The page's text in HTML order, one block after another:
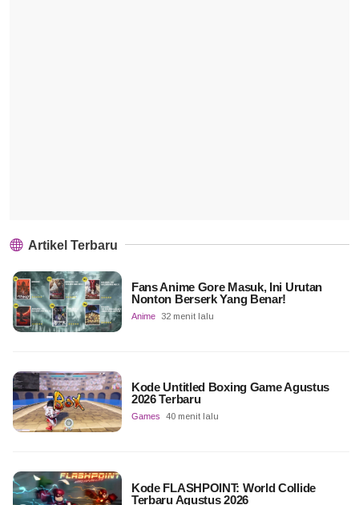
Artikel Terbaru
Fans Anime Gore Masuk, Ini Urutan
Nonton Berserk Yang Benar!
Anime 32 menit lalu
Kode Untitled Boxing Game Agustus
2026 Terbaru
Games 40 menit lalu
Kode FLASHPOINT: World Collide
Terbaru Agustus 2026